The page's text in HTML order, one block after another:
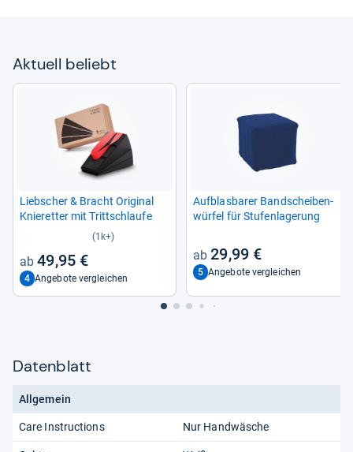
Aktu­ell beliebt
Lieb­scher & Bracht Ori­gi­nal
Knie­ret­ter mit Tritt­schlaufe
(1k+)
49,95 €
4 Angebote vergleichen
Auf­blas­ba­rer Band­schei­ben­
wür­fel für Stu­fen­la­ge­rung
29,99 €
5 Angebote vergleichen
Datenblatt
Allgemein
Care Instructions Nur Handwäsche